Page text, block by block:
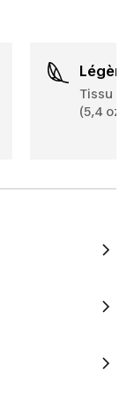
Tissu
(5,4 oz)